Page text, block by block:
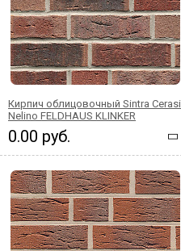
Кирпич облицовочный Sintra Cerasi
Nelino FELDHAUS KLINKER
0.00 руб.